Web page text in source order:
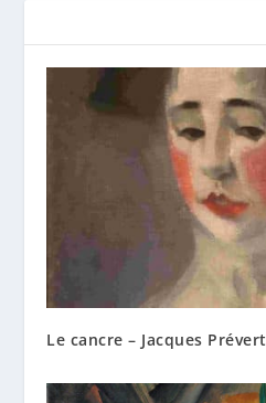
Le cancre – Jacques Prévert